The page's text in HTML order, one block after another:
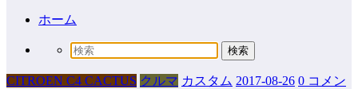
ホーム
CITROEN C4 CACTUS クルマ カスタム 2017-08-26 0 コメン